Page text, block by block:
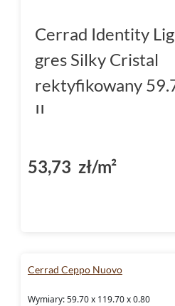
Cerrad Identity
gres Silky Cristal
rektyfikowany
II
53,73 zł/m²
Cerrad Ceppo Nuovo
Wymiary: 59.70 x 119.70 x 0.80